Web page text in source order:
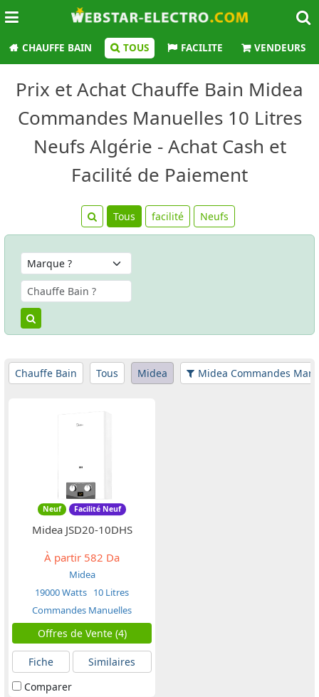
CHAUFFE BAIN TOUS FACILITE VENDEURS
Prix et Achat Chauffe Bain Midea
Commandes Manuelles 10 Litres
Neufs Algérie - Achat Cash et
Facilité de Paiement
Tous facilité Neufs
Chauffe Bain Tous Midea Midea Commandes
Neuf Facilité Neuf
Midea JSD20-10DHS
À partir 582 Da
Midea
19000 Watts 10 Litres
Commandes Manuelles
Offres de Vente (4)
Fiche
Similaires
Comparer